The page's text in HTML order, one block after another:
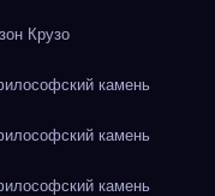
Крузо
камень
камень
камень